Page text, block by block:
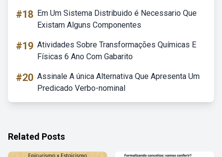
#18 Em Um Sistema Distribuido é Necessario Que
Existam Alguns Componentes
#19 Atividades Sobre Transformações Químicas E
Físicas 6 Ano Com Gabarito
#20 Assinale A única Alternativa Que Apresenta Um
Predicado Verbo-nominal
Related Posts